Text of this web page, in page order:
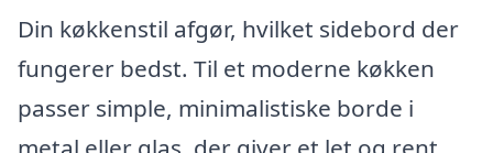
Din køkkenstil afgør, hvilket sidebord der
fungerer bedst. Til et moderne køkken
passer simple, minimalistiske borde i